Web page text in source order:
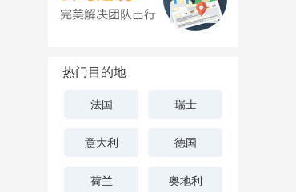
热门目的地
法国 瑞士
意大利 德国
荷兰 奥地利